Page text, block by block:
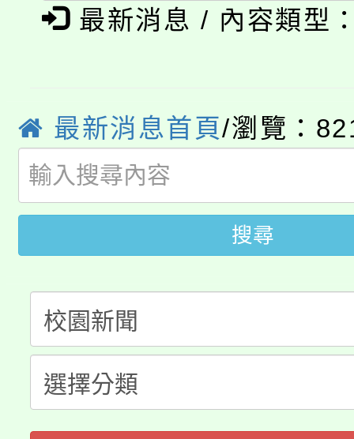
「2026金融保險知識
生本土語及新住民語歌
公告本校115學年度第
代理(課)教師甄選結果(
公告本校115學年度第
代理(課)教師甄選結果(
轉知中國文化大學推廣
《TA101》溝通分析基
程，歡迎學生輔導中心
心理、諮商輔導、社會
系所師生報名參加。
轉知苗栗縣政府辦理
門員」簡章及活動海報
踴躍報名參加。
要點
「桃園市補助參觀特色
展演活動實施計畫」
115年度「教育部表揚
義教育推展貢獻獎」
最新消息 / 內容類型
最新消息首頁/瀏覽：
搜尋